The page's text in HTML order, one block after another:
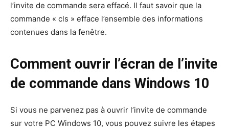
l’invite de commande sera effacé. Il faut savoir que la
commande « cls » efface l’ensemble des informations
contenues dans la fenêtre.
Comment ouvrir l’écran de l’invite
de commande dans Windows 10
Si vous ne parvenez pas à ouvrir l’invite de commande
sur votre PC Windows 10, vous pouvez suivre les étapes